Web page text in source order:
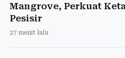
Mangrove, Perkuat
Pesisir
27 menit lalu